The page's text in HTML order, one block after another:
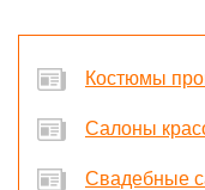
Костюмы
Салоны
Свадебные